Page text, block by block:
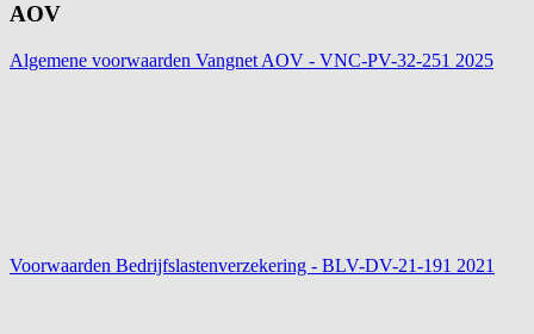
AOV
Algemene voorwaarden Vangnet AOV - VNC-PV-32-251 2025
Voorwaarden Bedrijfslastenverzekering - BLV-DV-21-191 2021